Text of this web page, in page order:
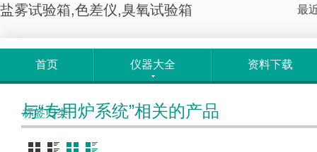
盐雾试验箱,色差仪,臭氧试验箱 最
首页 仪器大全 资料下载
标签归类
与“专用炉系统”相关的产品